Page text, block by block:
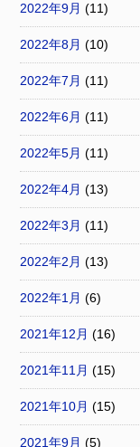
2022年9月 (11)
2022年8月 (10)
2022年7月 (11)
2022年6月 (11)
2022年5月 (11)
2022年4月 (13)
2022年3月 (11)
2022年2月 (13)
2022年1月 (6)
2021年12月 (16)
2021年11月 (15)
2021年10月 (15)
2021年9月 (5)